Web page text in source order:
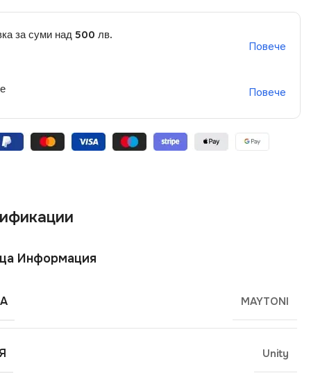
за суми над 500 лв.
Повече
Повече
Информация
MAYTONI
Unity